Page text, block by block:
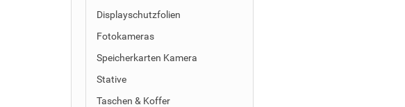
Displayschutzfolien
Fotokameras
Speicherkarten Kamera
Stative
Taschen & Koffer